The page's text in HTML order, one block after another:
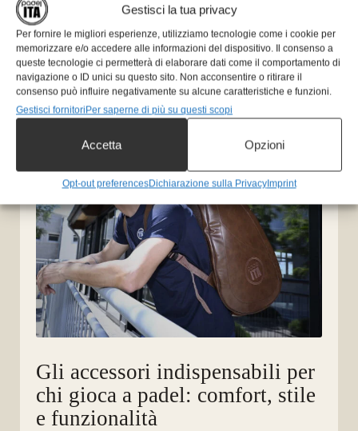
Gestisci la tua privacy
Per fornire le migliori esperienze, utilizziamo tecnologie come i cookie per
memorizzare e/o accedere alle informazioni del dispositivo. Il consenso a
queste tecnologie ci permetterà di elaborare dati come il comportamento di
navigazione o ID unici su questo sito. Non acconsentire o ritirare il
consenso può influire negativamente su alcune caratteristiche e funzioni.
Gestisci fornitoriPer saperne di più su questi scopi
Accetta Opzioni
Opt-out preferencesDichiarazione sulla PrivacyImprint
Articoli consigliati
Gli accessori indispensabili per
chi gioca a padel: comfort, stile
e funzionalità